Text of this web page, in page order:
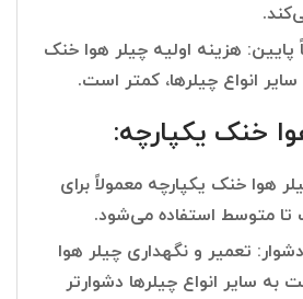
پایین: هزینه اولیه چیلر هوا خنک
انواع چیلرها، کمتر است.
خنک یکپارچه:
هوا خنک یکپارچه معمولاً برای
متوسط استفاده می‌شود.
تعمیر و نگهداری چیلر هوا
سایر انواع چیلرها دشوارتر